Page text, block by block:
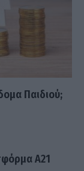
Παιδιού;
Α21